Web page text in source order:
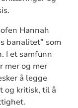
Hannah
banalitet” som
I et samfunn
mer og mer
å legge
og kritisk, til å